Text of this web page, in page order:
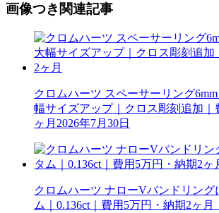
画像つき関連記事
クロムハーツ スペーサーリング
幅サイズアップ｜クロス彫刻追加｜
ヶ月 2026年7月30日
クロムハーツ ナローVバンドリング
ム｜0.136ct｜費用5万円・納期2ヶ月